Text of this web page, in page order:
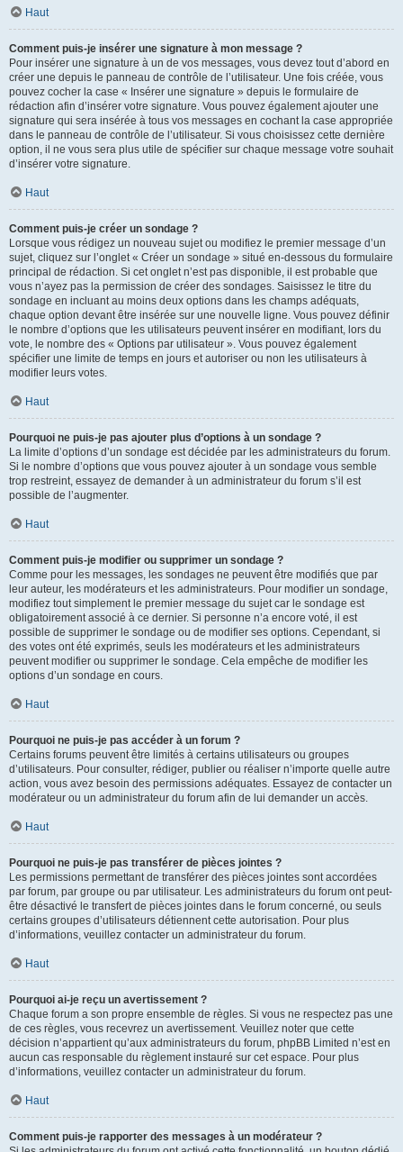
Haut
Comment puis-je insérer une signature à mon message ?
Pour insérer une signature à un de vos messages, vous devez tout d’abord en
créer une depuis le panneau de contrôle de l’utilisateur. Une fois créée, vous
pouvez cocher la case « Insérer une signature » depuis le formulaire de
rédaction afin d’insérer votre signature. Vous pouvez également ajouter une
signature qui sera insérée à tous vos messages en cochant la case appropriée
dans le panneau de contrôle de l’utilisateur. Si vous choisissez cette dernière
option, il ne vous sera plus utile de spécifier sur chaque message votre souhait
d’insérer votre signature.
Haut
Comment puis-je créer un sondage ?
Lorsque vous rédigez un nouveau sujet ou modifiez le premier message d’un
sujet, cliquez sur l’onglet « Créer un sondage » situé en-dessous du formulaire
principal de rédaction. Si cet onglet n’est pas disponible, il est probable que
vous n’ayez pas la permission de créer des sondages. Saisissez le titre du
sondage en incluant au moins deux options dans les champs adéquats,
chaque option devant être insérée sur une nouvelle ligne. Vous pouvez définir
le nombre d’options que les utilisateurs peuvent insérer en modifiant, lors du
vote, le nombre des « Options par utilisateur ». Vous pouvez également
spécifier une limite de temps en jours et autoriser ou non les utilisateurs à
modifier leurs votes.
Haut
Pourquoi ne puis-je pas ajouter plus d’options à un sondage ?
La limite d’options d’un sondage est décidée par les administrateurs du forum.
Si le nombre d’options que vous pouvez ajouter à un sondage vous semble
trop restreint, essayez de demander à un administrateur du forum s’il est
possible de l’augmenter.
Haut
Comment puis-je modifier ou supprimer un sondage ?
Comme pour les messages, les sondages ne peuvent être modifiés que par
leur auteur, les modérateurs et les administrateurs. Pour modifier un sondage,
modifiez tout simplement le premier message du sujet car le sondage est
obligatoirement associé à ce dernier. Si personne n’a encore voté, il est
possible de supprimer le sondage ou de modifier ses options. Cependant, si
des votes ont été exprimés, seuls les modérateurs et les administrateurs
peuvent modifier ou supprimer le sondage. Cela empêche de modifier les
options d’un sondage en cours.
Haut
Pourquoi ne puis-je pas accéder à un forum ?
Certains forums peuvent être limités à certains utilisateurs ou groupes
d’utilisateurs. Pour consulter, rédiger, publier ou réaliser n’importe quelle autre
action, vous avez besoin des permissions adéquates. Essayez de contacter un
modérateur ou un administrateur du forum afin de lui demander un accès.
Haut
Pourquoi ne puis-je pas transférer de pièces jointes ?
Les permissions permettant de transférer des pièces jointes sont accordées
par forum, par groupe ou par utilisateur. Les administrateurs du forum ont peut-
être désactivé le transfert de pièces jointes dans le forum concerné, ou seuls
certains groupes d’utilisateurs détiennent cette autorisation. Pour plus
d’informations, veuillez contacter un administrateur du forum.
Haut
Pourquoi ai-je reçu un avertissement ?
Chaque forum a son propre ensemble de règles. Si vous ne respectez pas une
de ces règles, vous recevrez un avertissement. Veuillez noter que cette
décision n’appartient qu’aux administrateurs du forum, phpBB Limited n’est en
aucun cas responsable du règlement instauré sur cet espace. Pour plus
d’informations, veuillez contacter un administrateur du forum.
Haut
Comment puis-je rapporter des messages à un modérateur ?